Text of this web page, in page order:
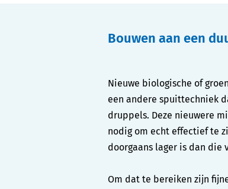
Bouwen aan een
Nieuwe biologische of
een andere spuittechniek
druppels. Deze nieuwere
nodig om echt effectief te
doorgaans lager is dan die
Om dat te bereiken zijn